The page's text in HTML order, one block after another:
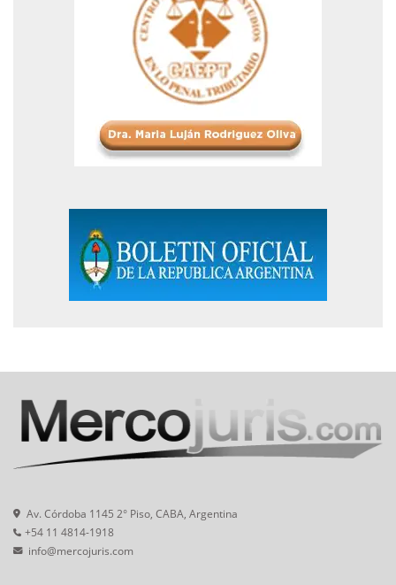
Av. Córdoba 1145 2° Piso, CABA, Argentina
+54 11 4814-1918
info@mercojuris.com